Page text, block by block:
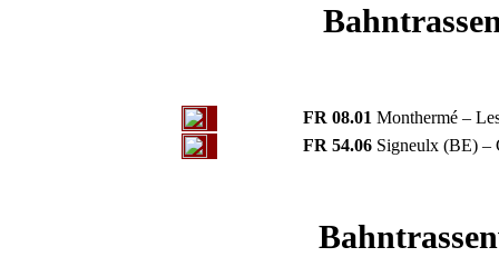
FR 08.01 Monthermé –
FR 54.06 Signeulx (BE) –